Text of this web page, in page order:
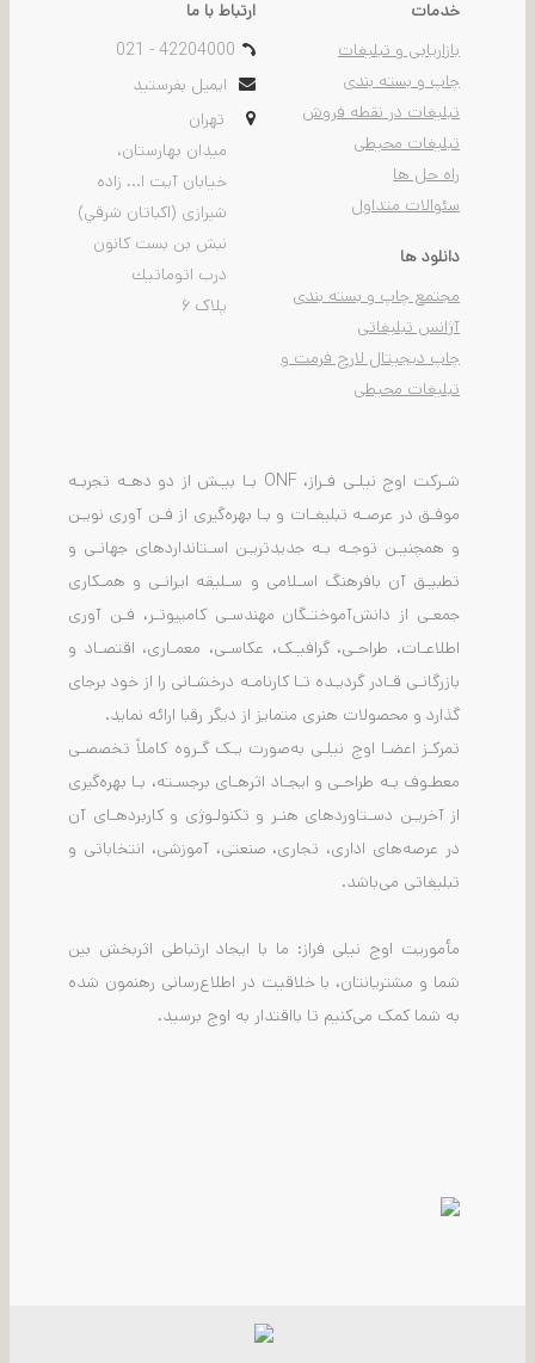
خدمات
بازاریابی و تبلیغات
چاپ و بسته بندی
تبلیغات در نقطه فروش
تبلیغات محیطی
راه حل ها
سئوالات متداول
ارتباط با ما
021 - 42204000
ایمیل بفرستید
تهران
ميدان بهارستان،
خيابان آیت ا... زاده
شیرازی (اكباتان شرقي)
نبش بن بست كانون
درب اتوماتيك
پلاک ۶
دانلود ها
مجتمع چاپ و بسته بندی
آژانس تبلیغاتی
چاپ دیجیتال لارج فرمت و
تبلیغات محیطی
شـرکت اوج نیلـی فـراز، ONF بـا بیـش از دو دهـه تجربـه
موفـق در عرصـه تبلیغـات و بـا بهره‌گیری از فـن آوری نویـن
و همچنیـن توجـه بـه جدیدتریـن اسـتانداردهای جهانـی و
تطبیـق آن بافرهنگ اسـلامی و سـلیقه ایرانـی و همـکاری
جمعـی از دانش‌آموختـگان مهندسـی کامپیوتـر، فـن آوری
اطلاعـات، طراحـی، گرافیـک، عکاسـی، معمـاری، اقتصـاد و
بازرگانـی قـادر گردیـده تـا کارنامـه درخشـانی را از خود برجای
گذارد و محصولات هنری متمایز از دیگر رقبا ارائه نماید.
تمرکـز اعضـا اوج نیلـی به‌صورت یـک گـروه کاملاً تخصصـی
معطـوف بـه طراحـی و ایجـاد اثرهـای برجسـته، بـا بهره‌گیری
از آخریـن دسـتاوردهای هنـر و تکنولـوژی و کاربردهـای آن
در عرصه‌های اداری، تجاری، صنعتی، آموزشی، انتخاباتی و
تبلیغاتی می‌باشد.
مأموریت اوج نیلی فراز: ما با ایجاد ارتباطی اثربخش بین
شما و مشتریانتان، با خلاقیت در اطلاع‌رسانی رهنمون شده
به شما کمک می‌کنیم تا بااقتدار به اوج برسید.